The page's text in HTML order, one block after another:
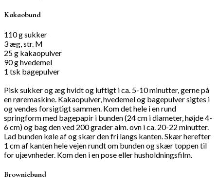
Kakaobund
110 g sukker
3 æg, str. M
25 g kakaopulver
90 g hvedemel
1 tsk bagepulver
Pisk sukker og æg hvidt og luftigt i ca. 5-10 minutter, gerne på
en røremaskine. Kakaopulver, hvedemel og bagepulver sigtes i
og vendes forsigtigt sammen. Kom det hele i en rund
springform med bagepapir i bunden (24 cm i diameter, højde 4-
6 cm) og bag den ved 200 grader alm. ovn i ca. 20-22 minutter.
Lad bunden køle af og skær den fri langs kanten. Skær herefter
1 cm af kanten hele vejen rundt om bunden og skær toppen til
for ujævnheder. Kom den i en pose eller husholdningsfilm.
Browniebund